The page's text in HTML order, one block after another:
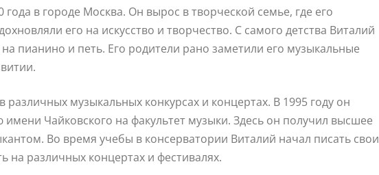
в городе Москва. Он вырос в творческой семье, где его
его на искусство и творчество. С самого детства Виталий
пианино и петь. Его родители рано заметили его музыкальные
различных музыкальных конкурсах и концертах. В 1995 году он
Чайковского на факультет музыки. Здесь он получил высшее
Во время учебы в консерватории Виталий начал писать свои
на различных концертах и фестивалях.